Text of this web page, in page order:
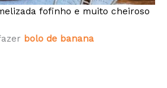
fofinho e muito cheiroso
bolo de banana